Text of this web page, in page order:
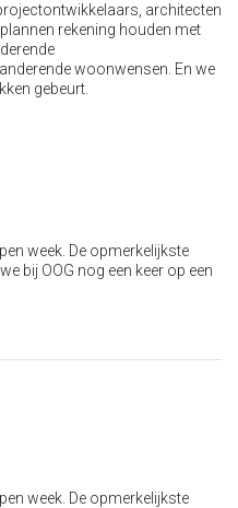
architecten
rekening houden met
woonwensen. En we
gebeurt.
week. De opmerkelijkste
bij OOG nog een keer op een
week. De opmerkelijkste